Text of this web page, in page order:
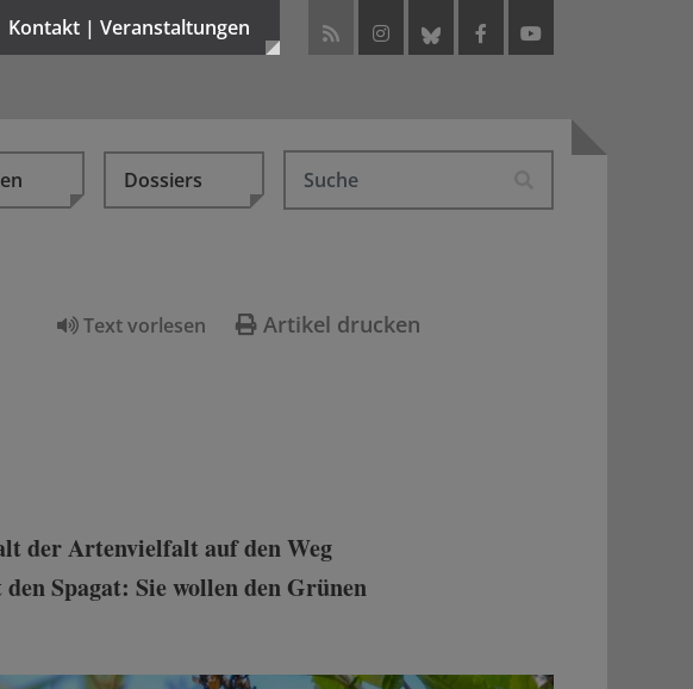
Kontakt | Veranstaltungen
Dossiers
Text vorlesen Artikel drucken
der Artenvielfalt auf den Weg
Spagat: Sie wollen den Grünen